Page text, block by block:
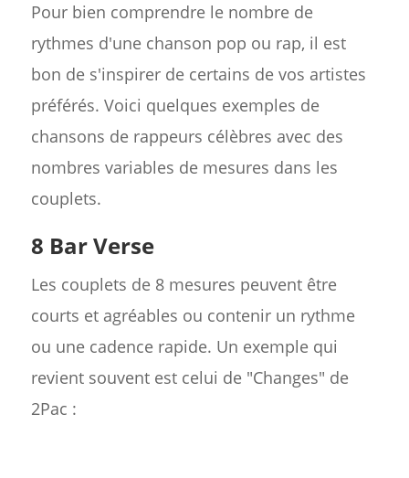
Pour bien comprendre le nombre de
rythmes d'une chanson pop ou rap, il est
bon de s'inspirer de certains de vos artistes
préférés. Voici quelques exemples de
chansons de rappeurs célèbres avec des
nombres variables de mesures dans les
couplets.
8 Bar Verse
Les couplets de 8 mesures peuvent être
courts et agréables ou contenir un rythme
ou une cadence rapide. Un exemple qui
revient souvent est celui de "Changes" de
2Pac :